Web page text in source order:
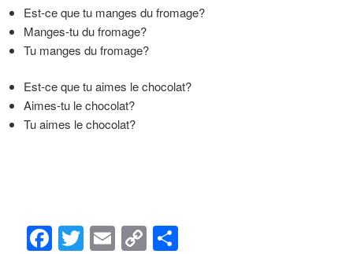
Est-ce que tu manges du fromage?
Manges-tu du fromage?
Tu manges du fromage?
Est-ce que tu aimes le chocolat?
Aimes-tu le chocolat?
Tu aimes le chocolat?
F T E C